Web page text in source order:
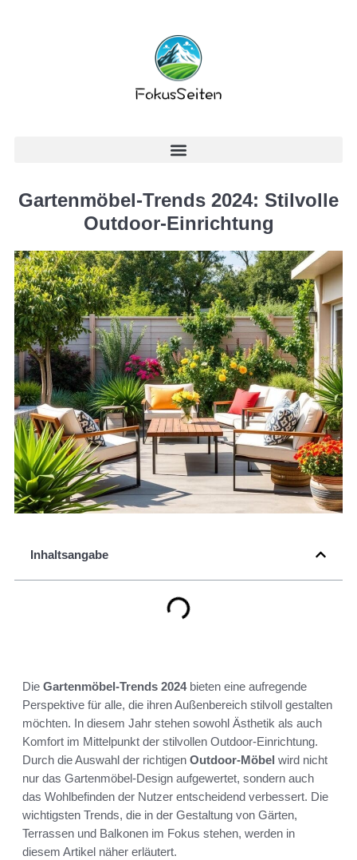
Gartenmöbel-Trends 2024: Stilvolle
Outdoor-Einrichtung
Inhaltsangabe
Die Gartenmöbel-Trends 2024bieten eine aufregende
Perspektive für alle, die ihren Außenbereich stilvoll gestalten
möchten. In diesem Jahr stehen sowohl Ästhetik als auch
Komfort im Mittelpunkt der stilvollen Outdoor-Einrichtung.
Durch die Auswahl der richtigen Outdoor-Möbel wird nicht
nur das Gartenmöbel-Design aufgewertet, sondern auch
das Wohlbefinden der Nutzer entscheidend verbessert. Die
wichtigsten Trends, die in der Gestaltung von Gärten,
Terrassen und Balkonen im Fokus stehen, werden in
diesem Artikel näher erläutert.